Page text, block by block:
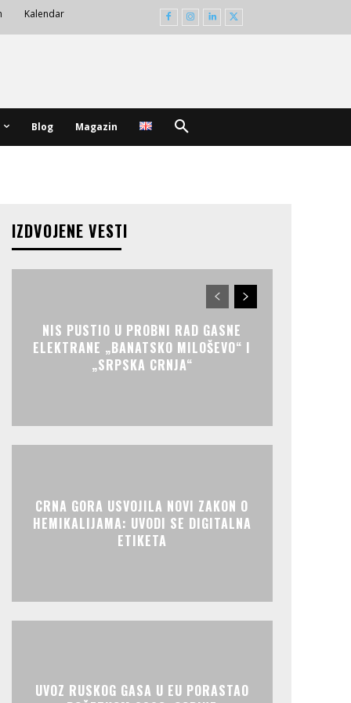
Kalendar
Blog Magazin
IZDVOJENE VESTI
NIS PUSTIO U PROBNI RAD GASNE
ELEKTRANE „BANATSKO MILOŠEVO“ I
„SRPSKA CRNJA“
CRNA GORA USVOJILA NOVI ZAKON O
HEMIKALIJAMA: UVODI SE DIGITALNA
ETIKETA
UVOZ RUSKOG GASA U EU PORASTAO